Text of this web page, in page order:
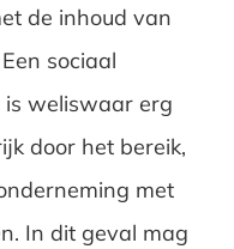
de inhoud van
sociaal
weliswaar erg
door het bereik,
met
In dit geval mag